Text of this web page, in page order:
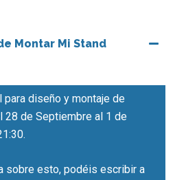
Montar Mi Stand
para diseño y montaje de
28 de Septiembre al 1 de
sobre esto, podéis escribir a